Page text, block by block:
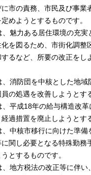
市の責務、市民及び事業
めようとするものです。
魅力ある居住環境の充実
を図るため、市街化調整
るなど、所要の改正をし
消防団を中核とした地域
の処遇を改善しようとす
平成18年の給与構造改
過措置を廃止しようとす
中核市移行に向けた準備
関し必要となる特殊勤務
とするものです。
地方税法の改正等に伴い